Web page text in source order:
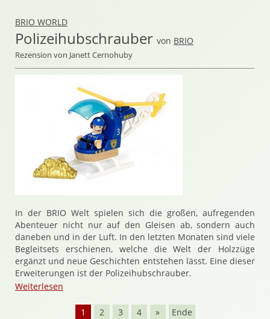
BRIO WORLD
Polizeihubschrauber von BRIO
Rezension von Janett Cernohuby
In der BRIO Welt spielen sich die großen, aufregenden
Abenteuer nicht nur auf den Gleisen ab, sondern auch
daneben und in der Luft. In den letzten Monaten sind viele
Begleitsets erschienen, welche die Welt der Holzzüge
ergänzt und neue Geschichten entstehen lässt. Eine dieser
Erweiterungen ist der Polizeihubschrauber.
Weiterlesen
1 2 3 4 » Ende